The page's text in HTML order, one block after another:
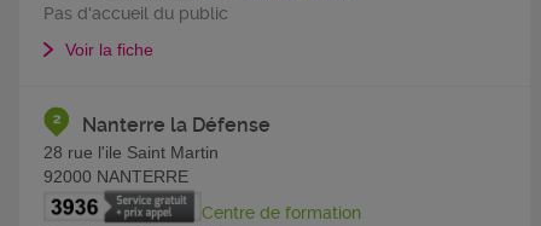
Pas d'accueil du public
Voir la fiche
Nanterre la Défense
28 rue l'ile Saint Martin
92000 NANTERRE
Centre de formation